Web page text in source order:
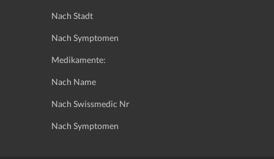
Nach Stadt
Nach Symptomen
Medikamente:
Nach Name
Nach Swissmedic Nr
Nach Symptomen